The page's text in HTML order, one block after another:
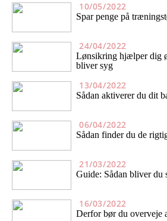
10/05/2022
Spar penge på
24/04/2022
Lønsikring hjælper dig
bliver syg
13/04/2022
Sådan aktiverer du dit
06/04/2022
Sådan finder du de
21/03/2022
Guide: Sådan bliver du
16/03/2022
Derfor bør du overveje